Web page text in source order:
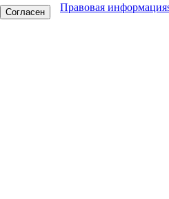
Согласен Правовая информация